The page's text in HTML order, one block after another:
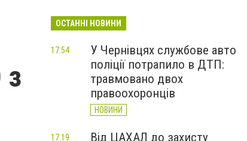
з
ОСТАННІ НОВИНИ
У Чернівцях службове авто
поліції потрапило в ДТП:
травмовано двох
правоохоронців
НОВИНИ
17:54
Від ЦАХАЛ до захисту
17:19